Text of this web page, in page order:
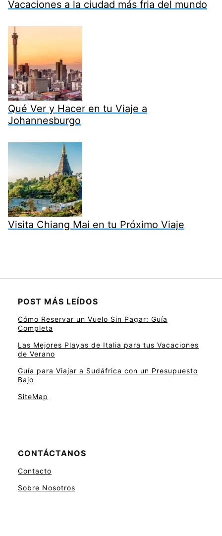
Vacaciones a la ciudad más fria del mundo
Qué Ver y Hacer en tu Viaje a
Johannesburgo
Visita Chiang Mai en tu Próximo Viaje
POST MÁS LEÍDOS
Cómo Reservar un Vuelo Sin Pagar: Guía
Completa
Las Mejores Playas de Italia para tus Vacaciones
de Verano
Guía para Viajar a Sudáfrica con un Presupuesto
Bajo
SiteMap
CONTÁCTANOS
Contacto
Sobre Nosotros